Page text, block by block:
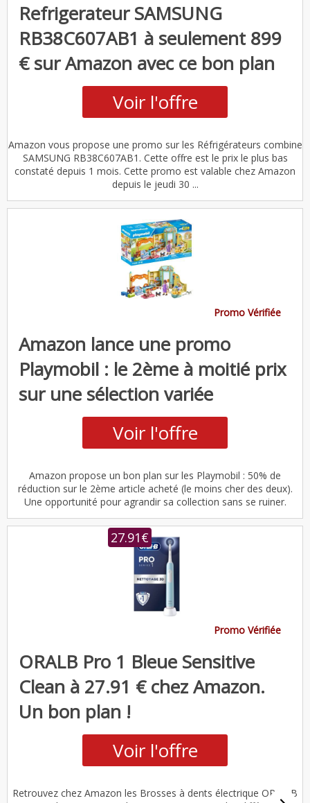
Refrigerateur SAMSUNG
RB38C607AB1 à seulement 899
€ sur Amazon avec ce bon plan
Voir l'offre
Amazon vous propose une promo sur les Réfrigérateurs combine
SAMSUNG RB38C607AB1. Cette offre est le prix le plus bas
constaté depuis 1 mois. Cette promo est valable chez Amazon
depuis le jeudi 30 ...
Promo Vérifiée
Amazon lance une promo
Playmobil : le 2ème à moitié prix
sur une sélection variée
Voir l'offre
Amazon propose un bon plan sur les Playmobil : 50% de
réduction sur le 2ème article acheté (le moins cher des deux).
Une opportunité pour agrandir sa collection sans se ruiner.
27.91€
Promo Vérifiée
ORALB Pro 1 Bleue Sensitive
Clean à 27.91 € chez Amazon.
Un bon plan !
Voir l'offre
Retrouvez chez Amazon les Brosses à dents électrique ORAL-B